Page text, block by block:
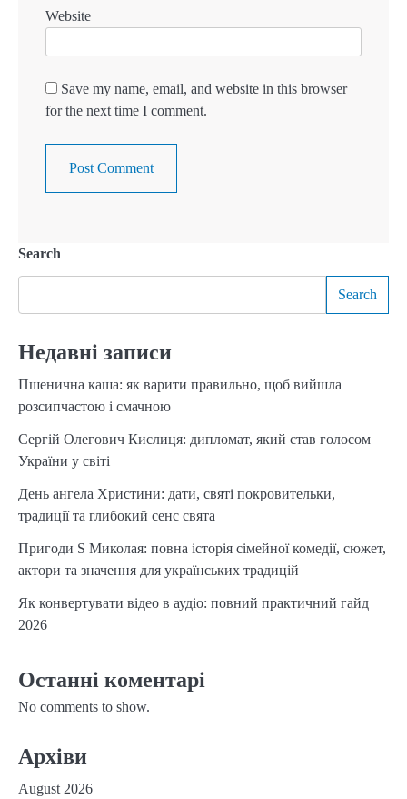
Website
Save my name, email, and website in this browser
for the next time I comment.
Search
Search
Недавні записи
Пшенична каша: як варити правильно, щоб вийшла
розсипчастою і смачною
Сергій Олегович Кислиця: дипломат, який став голосом
України у світі
День ангела Христини: дати, святі покровительки,
традиції та глибокий сенс свята
Пригоди S Миколая: повна історія сімейної комедії, сюжет,
актори та значення для українських традицій
Як конвертувати відео в аудіо: повний практичний гайд
2026
Останні коментарі
No comments to show.
Архіви
August 2026